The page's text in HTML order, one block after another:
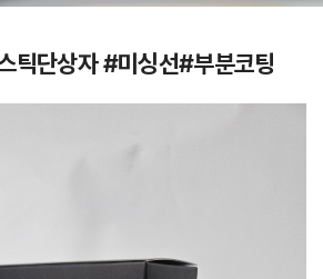
틱단상자 #미싱선#부분코팅